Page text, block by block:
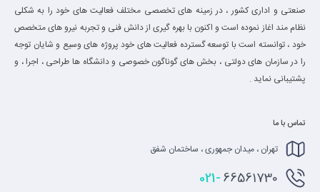
صنعتی و اداری کشور ، در زمینه های تخصصی مختلف فعالیت های خود را به شکلی
نظام مند اغاز نموده است و اکنون با بهره گیری از دانش فنی و تجربه نیرو های متخصص
خود ، توانسته است با توسعه گسترده فعالیت های خود پروژه های وسیع و شایان توجه
را در سازمان های دولتی ، بخش های گوناگون خصوصی و دانشگاه ها طراحی ، اجرا ، و
پشتیبانی نماید .
تماس با ما
تهران ، میدان جمهوری ، ساختمان شفق
021-66561730